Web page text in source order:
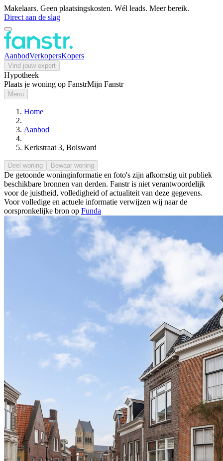
Makelaars. Geen plaatsingskosten. Wél leads. Meer bereik.
Direct aan de slag
AanbodVerkopersKopers
Vind jouw expert
Hypotheek
Plaats je woning op FanstrMijn Fanstr
Menu
Home
Aanbod
Kerkstraat 3, Bolsward
Deel woning Bewaar woning
De getoonde woninginformatie en foto's zijn afkomstig uit publiek
beschikbare bronnen van derden. Fanstr is niet verantwoordelijk
voor de juistheid, volledigheid of actualiteit van deze gegevens.
Voor volledige en actuele informatie verwijzen wij naar de
oorspronkelijke bron op Funda